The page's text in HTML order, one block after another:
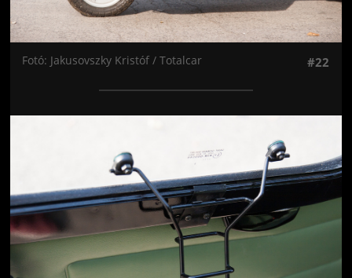
Fotó: Jakusovszky Kristóf / Totalcar #22